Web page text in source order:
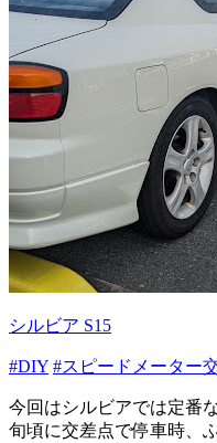
シルビア S15
#DIY #スピードメーター
今回はシルビアでは定番
旬頃に交差点で停車時、